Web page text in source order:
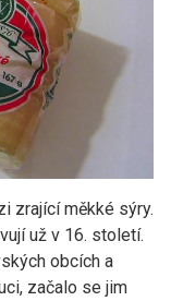
zrající měkké sýry.
už v 16. století.
obcích a
začalo se jim